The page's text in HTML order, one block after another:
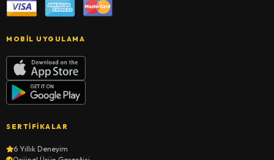
MOBIL UYGULAMA
SERTIFIKALAR
6 Yıllık Deneyim